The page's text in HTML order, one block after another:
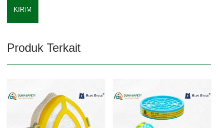
Produk Terkait